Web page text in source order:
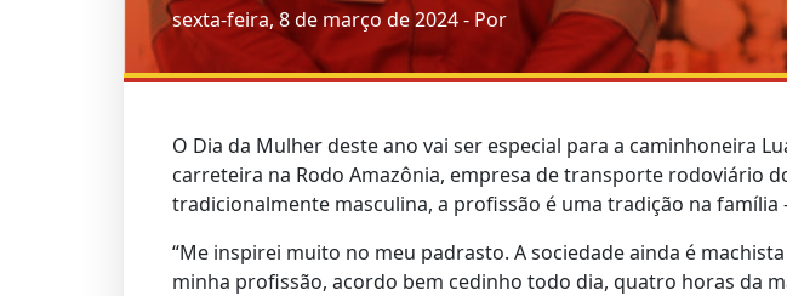
sexta-feira, 8 de março de 2024 - Por
O Dia da Mulher deste ano vai ser especial para a caminhoneira
carreteira na Rodo Amazônia, empresa de transporte rodoviário
tradicionalmente masculina, a profissão é uma tradição na
“Me inspirei muito no meu padrasto. A sociedade ainda é
minha profissão, acordo bem cedinho todo dia, quatro horas da